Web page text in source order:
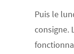
Puis le
consigne.